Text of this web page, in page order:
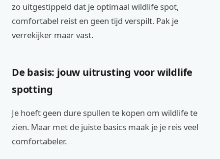
zo uitgestippeld dat je optimaal wildlife spot,
comfortabel reist en geen tijd verspilt. Pak je
verrekijker maar vast.
De basis: jouw uitrusting voor wildlife
spotting
Je hoeft geen dure spullen te kopen om wildlife te
zien. Maar met de juiste basics maak je je reis veel
comfortabeler.